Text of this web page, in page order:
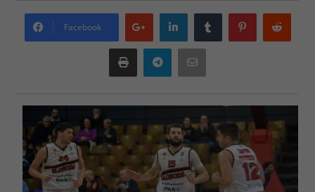
Facebook
Google
plus
LinkedIn Tumblr Pinterest
Print Telegram